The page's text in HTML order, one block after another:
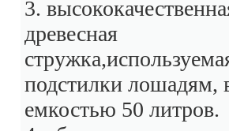
3.
древесная
подстилки лошадям,
емкостью 50 литров.